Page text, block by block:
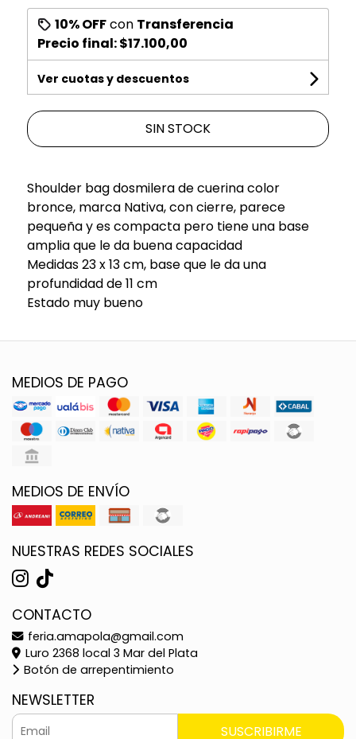
10% OFFcon Transferencia
Precio final:$17.100,00
Ver cuotas y descuentos
SIN STOCK
Shoulder bag dosmilera de cuerina color
bronce, marca Nativa, con cierre, parece
pequeña y es compacta pero tiene una base
amplia que le da buena capacidad
Medidas 23 x 13 cm, base que le da una
profundidad de 11 cm
Estado muy bueno
MEDIOS DE PAGO
MEDIOS DE ENVÍO
NUESTRAS REDES SOCIALES
CONTACTO
feria.amapola@gmail.com
Luro 2368 local 3 Mar del Plata
Botón de arrepentimiento
NEWSLETTER
SUSCRIBIRME